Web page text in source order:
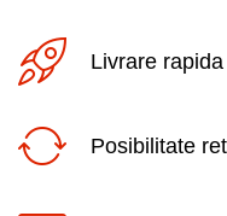
Livrare rapida
Posibilitate